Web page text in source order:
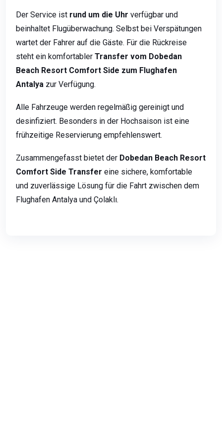
Der Service ist rund um die Uhr verfügbar und
beinhaltet Flugüberwachung. Selbst bei Verspätungen
wartet der Fahrer auf die Gäste. Für die Rückreise
steht ein komfortabler Transfer vom Dobedan
Beach Resort Comfort Side zum Flughafen
Antalya zur Verfügung.
Alle Fahrzeuge werden regelmäßig gereinigt und
desinfiziert. Besonders in der Hochsaison ist eine
frühzeitige Reservierung empfehlenswert.
Zusammengefasst bietet der Dobedan Beach Resort
Comfort Side Transfer eine sichere, komfortable
und zuverlässige Lösung für die Fahrt zwischen dem
Flughafen Antalya und Çolaklı.